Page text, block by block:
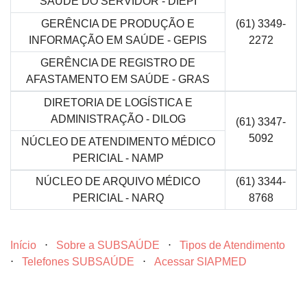
(61) 3349-
2272
GERÊNCIA DE PRODUÇÃO E
INFORMAÇÃO EM SAÚDE - GEPIS
GERÊNCIA DE REGISTRO DE
AFASTAMENTO EM SAÚDE - GRAS
DIRETORIA DE LOGÍSTICA E
ADMINISTRAÇÃO - DILOG
(61) 3347-
5092
NÚCLEO DE ATENDIMENTO MÉDICO
PERICIAL - NAMP
NÚCLEO DE ARQUIVO MÉDICO
PERICIAL - NARQ
(61) 3344-
8768
Início ⋅ Sobre a SUBSAÚDE ⋅
Tipos de Atendimento
⋅
Telefones SUBSAÚDE ⋅ Acessar SIAPMED